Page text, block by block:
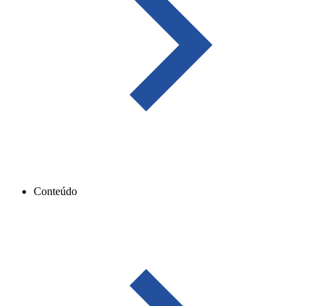
Conteúdo